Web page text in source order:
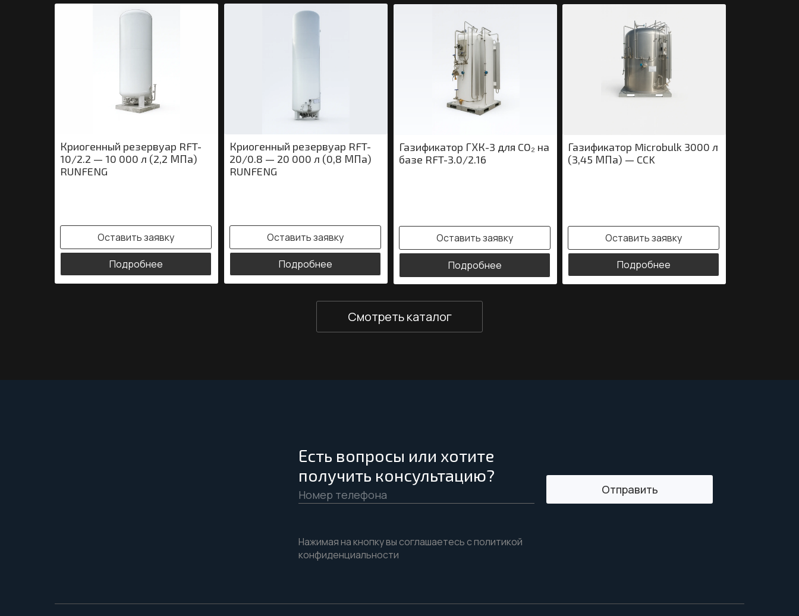
Газификатор Microbulk 3000 л
(3,45 МПа) — CCK
Оставить заявку
Подробнее
Газификатор ГХК-3 для CO₂ на
базе RFT-3.0/2.16
Оставить заявку
Подробнее
Криогенный резервуар RFT-
20/0.8 — 20 000 л (0,8 МПа)
RUNFENG
Оставить заявку
Подробнее
Смотреть каталог
Криогенный резервуар RFT-
10/2.2 — 10 000 л (2,2 МПа)
RUNFENG
Оставить заявку
Подробнее
Нажимая на кнопку вы соглашаетесь с политикой
конфиденциальности
Есть вопросы или хотите
получить консультацию?
Отправить